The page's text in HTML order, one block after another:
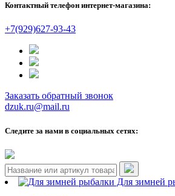
Контактный телефон интернет-магазина:
+7(929)627-93-43
Заказать обратный звонок
dzuk.ru@mail.ru
Следите за нами в социальных сетях:
Для зимней